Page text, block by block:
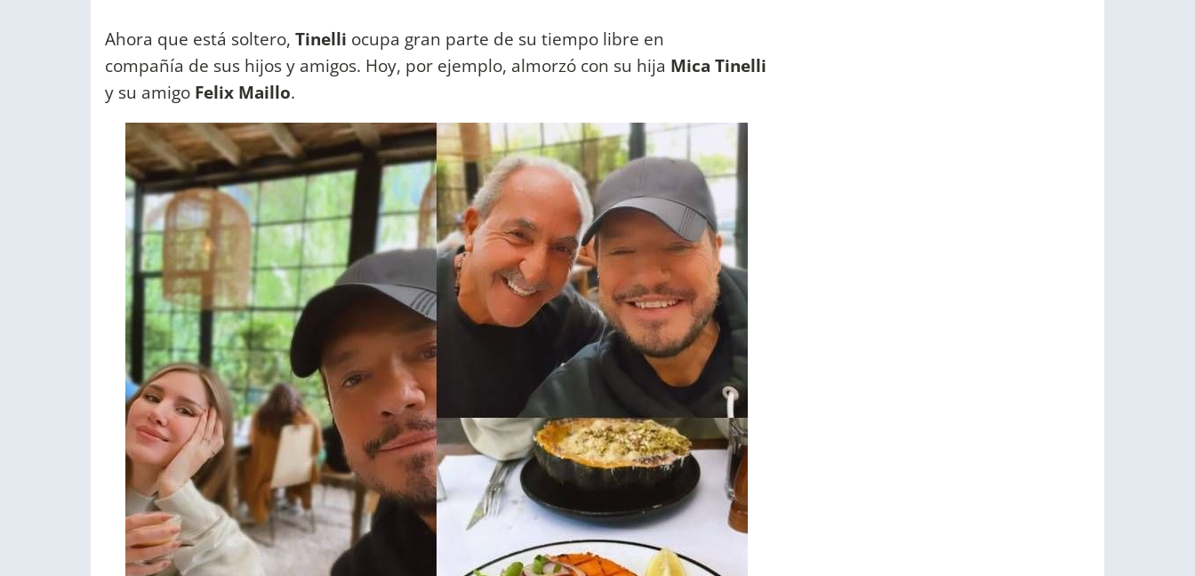
Ahora que está soltero, Tinelli ocupa gran parte de su tiempo libre en
compañía de sus hijos y amigos. Hoy, por ejemplo, almorzó con su hija Mica Tinelli
y su amigo Felix Maillo.